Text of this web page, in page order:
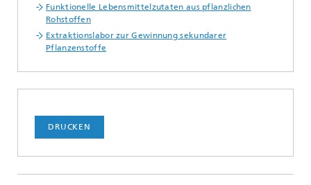
Funktionelle Lebensmittelzutaten aus pflanzlichen
Rohstoffen
Extraktionslabor zur Gewinnung sekundarer
Pflanzenstoffe
DRUCKEN